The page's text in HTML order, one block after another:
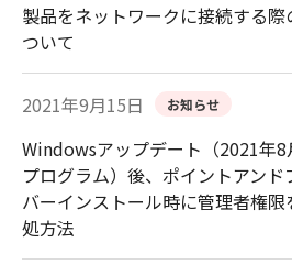
製品をネットワークに接続する
ついて
2021年9月15日 お知らせ
Windowsアップデート（2021年
プログラム）後、ポイントアン
バーインストール時に管理者権
処方法